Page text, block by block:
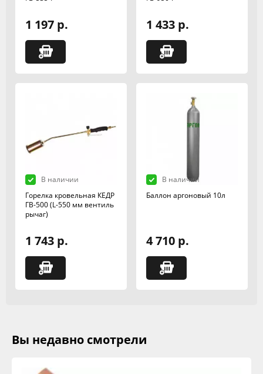
1 197 р. 1 433 р.
В наличии
Горелка кровельная КЕДР
ГВ-500 (L-550 мм вентиль
рычаг)
1 743 р.
В наличии
Баллон аргоновый 10л
4 710 р.
Вы недавно смотрели